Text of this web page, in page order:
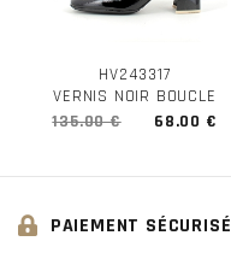
HV243317
VERNIS NOIR BOUCLE
135.00 €
68.00 €
PAIEMENT SÉCURISÉ